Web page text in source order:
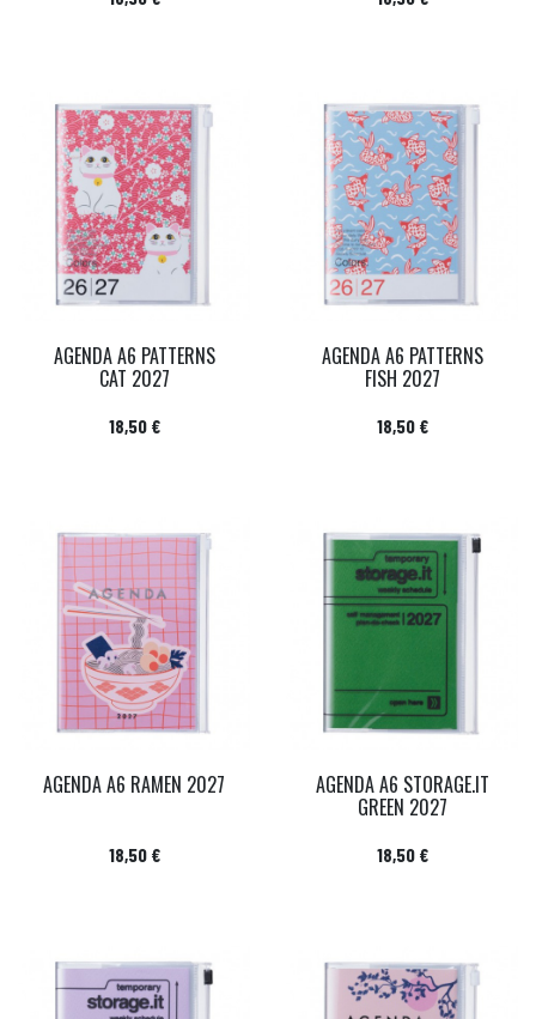
AGENDA A6 PATTERNS
CAT 2027
Prix
18,50 €
AGENDA A6 PATTERNS
FISH 2027
Prix
18,50 €
AGENDA A6 RAMEN 2027
Prix
18,50 €
AGENDA A6 STORAGE.IT
GREEN 2027
Prix
18,50 €